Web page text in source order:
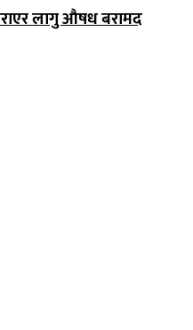
लागु औषध बरामद